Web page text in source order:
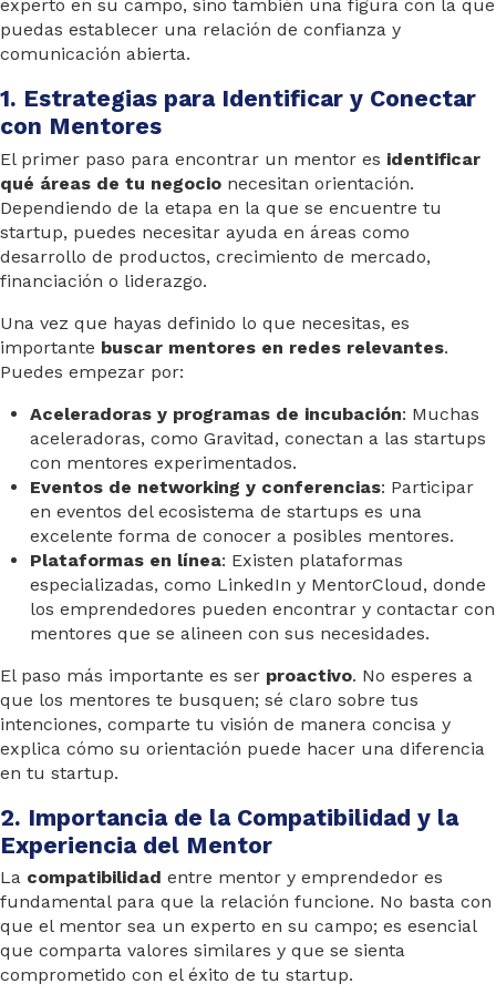
experto en su campo, sino también una figura con la que
puedas establecer una relación de confianza y
comunicación abierta.
1. Estrategias para Identificar y Conectar
con Mentores
El primer paso para encontrar un mentor es identificar
qué áreas de tu negocio necesitan orientación.
Dependiendo de la etapa en la que se encuentre tu
startup, puedes necesitar ayuda en áreas como
desarrollo de productos, crecimiento de mercado,
financiación o liderazgo.
Una vez que hayas definido lo que necesitas, es
importante buscar mentores en redes relevantes.
Puedes empezar por:
Aceleradoras y programas de incubación: Muchas
aceleradoras, como Gravitad, conectan a las startups
con mentores experimentados.
Eventos de networking y conferencias: Participar
en eventos del ecosistema de startups es una
excelente forma de conocer a posibles mentores.
Plataformas en línea: Existen plataformas
especializadas, como LinkedIn y MentorCloud, donde
los emprendedores pueden encontrar y contactar con
mentores que se alineen con sus necesidades.
El paso más importante es ser proactivo. No esperes a
que los mentores te busquen; sé claro sobre tus
intenciones, comparte tu visión de manera concisa y
explica cómo su orientación puede hacer una diferencia
en tu startup.
2. Importancia de la Compatibilidad y la
Experiencia del Mentor
La compatibilidad entre mentor y emprendedor es
fundamental para que la relación funcione. No basta con
que el mentor sea un experto en su campo; es esencial
que comparta valores similares y que se sienta
comprometido con el éxito de tu startup.